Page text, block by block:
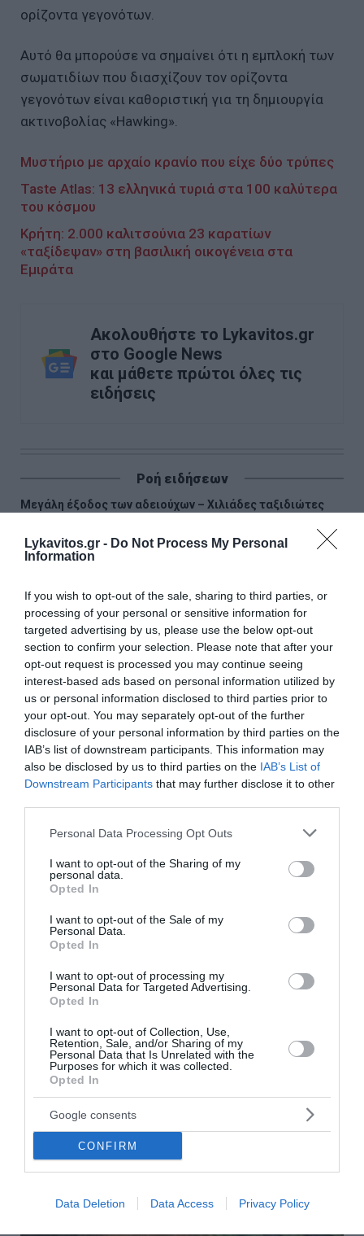
Lykavitos.gr - Do Not Process My Personal
Information
If you wish to opt-out of the sale, sharing to third parties, or
processing of your personal or sensitive information for
targeted advertising by us, please use the below opt-out
section to confirm your selection. Please note that after your
opt-out request is processed you may continue seeing
interest-based ads based on personal information utilized by
us or personal information disclosed to third parties prior to
your opt-out. You may separately opt-out of the further
disclosure of your personal information by third parties on the
IAB’s list of downstream participants. This information may
also be disclosed by us to third parties on the IAB’s List of
Downstream Participants that may further disclose it to other
Please note that this website/app uses one or more Google
not limited to your visit or usage behaviour. You may click to
grant or deny consent to Google and its third-party tags to
use your data for below specified purposes in below Google
consent section.
Personal Data Processing Opt Outs
I want to opt-out of the Sharing of my
personal data.
Opted In
I want to opt-out of the Sale of my
Personal Data.
Opted In
I want to opt-out of processing my
Personal Data for Targeted Advertising.
Opted In
I want to opt-out of Collection, Use,
Retention, Sale, and/or Sharing of my
Personal Data that Is Unrelated with the
Purposes for which it was collected.
Opted In
Google consents
CONFIRM
Data Deletion Data Access Privacy Policy
ορίζοντα γεγονότων.
Αυτό θα μπορούσε να σημαίνει ότι η εμπλοκή των
σωματιδίων που διασχίζουν τον ορίζοντα
γεγονότων είναι καθοριστική για τη δημιουργία
ακτινοβολίας «Hawking».
Μυστήριο με αρχαίο κρανίο που είχε δύο τρύπες
Taste Atlas: 13 ελληνικά τυριά στα 100 καλύτερα
του κόσμου
Κρήτη: 2.000 καλιτσούνια 23 καρατίων
«ταξίδεψαν» στη βασιλική οικογένεια στα
Εμιράτα
Ακολουθήστε το Lykavitos.gr
στο Google News
και μάθετε πρώτοι όλες τις
ειδήσεις
Ροή ειδήσεων
Μεγάλη έξοδος των αδειούχων – Χιλιάδες ταξιδιώτες
Πίτα με κολοκυθάκια και τυριά
Αντίστροφη μέτρηση για την επέκταση του Μετρό
Θεσσαλονίκης – Πότε ανοίγει
Θεσσαλονίκη: Άγνωστοι τρύπησαν και δηλητηρίασαν
δέντρα στο κέντρο της πόλης
Νέα ταυτότητα: Τι αλλάζει σε ταξίδια, τράπεζες και
συναλλαγές με το Δημόσιο
Αγρότες: Πληρώθηκαν οι ενισχύσεις για τα λιπάσματα –
33,58 εκατ. ευρώ σε 67.746 αγρότες
χτυπήσει και ποιες περιοχές είναι σε Red Code
κατά των καρτέλ με 1 δισ. δολάρια
Σαν σήμερα - 8 Αυγούστου
H Κυρά Παναγιά Αλοννήσου
ΟΛΕΣ ΟΙ ΕΙΔΗΣΕΙΣ →
διαβάστε ακόμη